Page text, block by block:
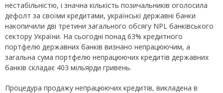
нестабільністю, і значна кількість позичальників оголосила
дефолт за своїми кредитами, українські державні банки
накопичили дві третини загального обсягу NPL банківського
сектору України. На сьогодні понад 63% кредитного
портфелю державних банків визнано непрацюючим, а
загальна сума портфелю непрацюючих кредитів державних
банків складає 403 мільярди гривень.
Процедура продажу непрацюючих кредитів, викладена в